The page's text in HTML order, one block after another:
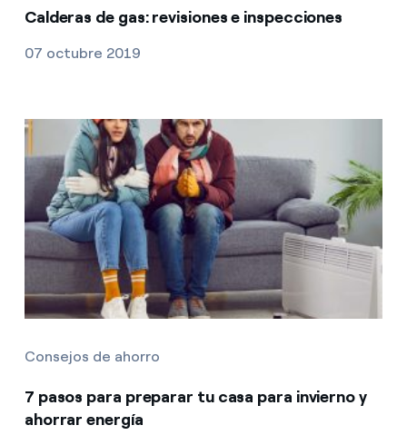
Calderas de gas: revisiones e inspecciones
07 octubre 2019
Consejos de ahorro
7 pasos para preparar tu casa para invierno y
ahorrar energía